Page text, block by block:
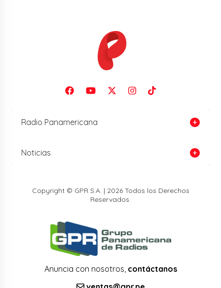
Radio Panamericana
Noticias
Copyright © GPR S.A. | 2026 Todos los Derechos
Reservados.
Anuncia con nosotros, contáctanos